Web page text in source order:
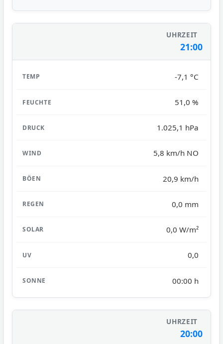
21:00
-7,1 °C
51,0 %
1.025,1 hPa
5,8 km/h NO
20,9 km/h
0,0 mm
0,0 W/m²
0,0
00:00 h
20:00